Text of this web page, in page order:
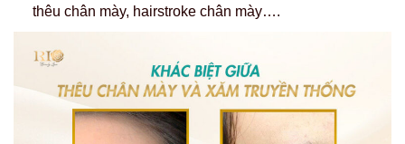
thêu chân mày, hairstroke chân mày….